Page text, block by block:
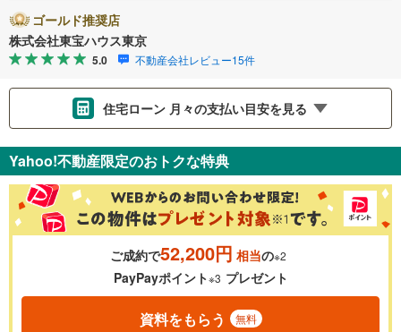
ゴールド推奨店
株式会社東宝ハウス東京
5.0 不動産会社レビュー15件
住宅ローン 月々の支払い目安を見る
金利 ％
0.01%
Yahoo!不動産限定のおトクな特典
ご成約で52,200円 相当の※2
PayPayポイント※3 プレゼント
資料をもらう 無料